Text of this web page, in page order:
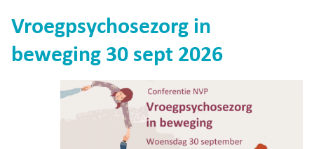
Vroegpsychosezorg in
beweging 30 sept 2026